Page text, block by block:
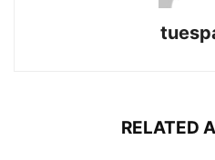
RELATED